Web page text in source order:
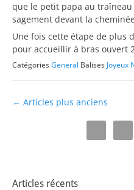
que le petit papa au
sagement devant la
Une fois cette étape de plus
pour accueillir à bras ouvert
CatégoriesGeneral Balises Joyeux
Navigation
← Articles plus anciens
Articles récents